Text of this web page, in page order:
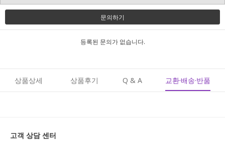
문의하기
등록된 문의가 없습니다.
상품상세 상품후기 Q & A 교환·배송·반품
고객 상담 센터